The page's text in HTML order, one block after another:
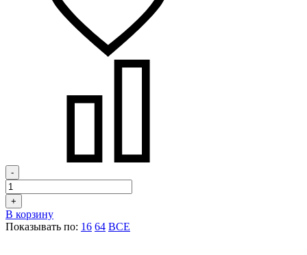
-
+
В корзину
Показывать по: 16 64 ВСЕ